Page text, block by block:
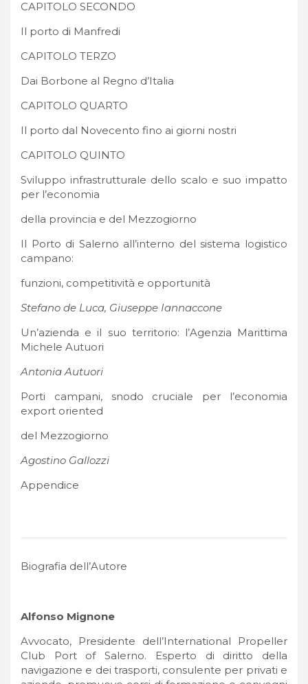
CAPITOLO SECONDO
Il porto di Manfredi
CAPITOLO TERZO
Dai Borbone al Regno d’Italia
CAPITOLO QUARTO
Il porto dal Novecento fino ai giorni nostri
CAPITOLO QUINTO
Sviluppo infrastrutturale dello scalo e suo impatto
per l’economia
della provincia e del Mezzogiorno
Il Porto di Salerno all’interno del sistema logistico
campano:
funzioni, competitività e opportunità
Stefano de Luca, Giuseppe Iannaccone
Un’azienda e il suo territorio: l’Agenzia Marittima
Michele Autuori
Antonia Autuori
Porti campani, snodo cruciale per l’economia
export oriented
del Mezzogiorno
Agostino Gallozzi
Appendice
Biografia dell’Autore
Alfonso Mignone
Avvocato, Presidente dell’International Propeller
Club Port of Salerno. Esperto di diritto della
navigazione e dei trasporti, consulente per privati e